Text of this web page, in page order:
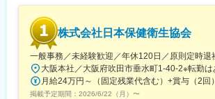
◇AIツール、ラボオートメーション、先端分
導入における情報収集、デモ調整、評価結果
◇プロジェクト・パートナー・技術動向に関
ス/トラッカーの更新・管理
■仕事魅力：
株式会社日本保健衛生協会
一般事務／未経験歓迎／年休120日／原則定時退
掲載予定期間： 2026/6/22（月） 〜